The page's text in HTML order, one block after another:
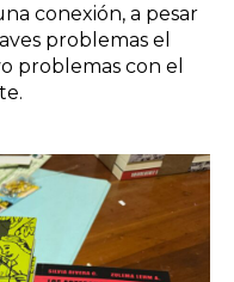
conexión, a pesar
problemas el
problemas con el